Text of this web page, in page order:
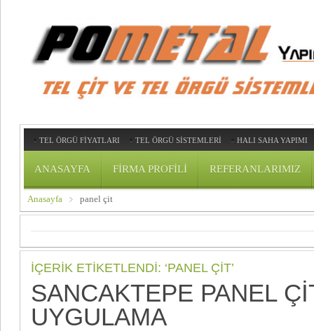
TEL ÖRGÜ FİYATLARI TEL ÖRGÜ SİSTEMLERİ HALI SAHA YAPIMI
ANASAYFA FIRMA PROFILI REFERANLARIMIZ
Anasayfa panel çit
İÇERIK ETIKETLENDI: ‘PANEL ÇIT’
SANCAKTEPE PANEL
UYGULAMA